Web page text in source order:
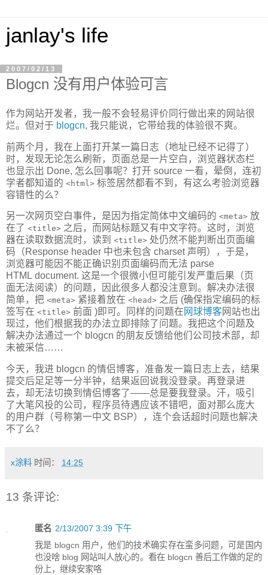
janlay's life
2007/02/13
Blogcn 没有用户体验可言
作为网站开发者，我一般不会轻易评价同行做出来的网站很
烂。但对于 blogcn, 我只能说，它带给我的体验很不爽。
前两个月，我在上面打开某一篇日志（地址已经不记得了）
时，发现无论怎么刷新，页面总是一片空白，浏览器状态栏
也显示出 Done, 怎么回事呢？打开 source 一看，晕倒，连初
学者都知道的 <html> 标签居然都看不到，有这么考验浏览器
容错性的么？
另一次网页空白事件，是因为指定简体中文编码的 <meta> 放
在了 <title> 之后，而网站标题又有中文字符。这时，浏览
器在读取数据流时，读到 <title> 处仍然不能判断出页面编
码（Response header 中也未包含 charset 声明），于是，
浏览器可能因不能正确识别页面编码而无法 parse
HTML document. 这是一个很微小但可能引发严重后果（页
面无法阅读）的问题，因此很多人都没注意到。解决办法很
简单，把 <meta> 紧接着放在 <head> 之后 (确保指定编码的标
签写在 <title> 前面 )即可。同样的问题在 网球博客 网站也出
现过，他们根据我的办法立即排除了问题。我把这个问题及
解决办法通过一个 blogcn 的朋友反馈给他们公司技术部，却
未被采信……
今天，我进 blogcn 的情侣博客，准备发一篇日志上去，结果
提交后足足等一分半钟，结果返回说我没登录。再登录进
去，却无法切换到情侣博客了——总是要我登录。汗，吸引
了大笔风投的公司，程序员待遇应该不错吧，面对那么庞大
的用户群（号称第一中文 BSP），连个会话超时问题也解决
不了么？
x涂料 时间： 14:25
13 条评论:
匿名 2/13/2007 3:39 下午
我是 blogcn 用户，他们的技术确实存在蛮多问题，可是国内
也没啥 blog 网站叫人放心的。看在 blogcn 善后工作做的足的
份上，继续安家咯